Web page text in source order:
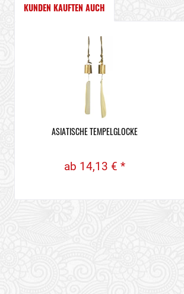
KUNDEN KAUFTEN AUCH
ASIATISCHE TEMPELGLOCKE
ab 14,13 € *